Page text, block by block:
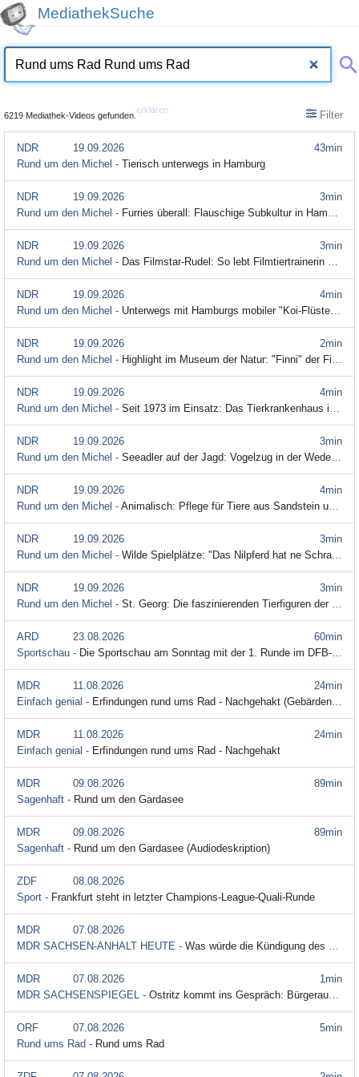
MediathekSuche
6219 Mediathek-Videos gefunden.
erklären Filter
43min
NDR
19.09.2026
Rund um den Michel - Tierisch unterwegs in Hamburg
3min
NDR
19.09.2026
Rund um den Michel - Furries überall: Flauschige Subkultur in Hamburg
3min
NDR
19.09.2026
Rund um den Michel - Das Filmstar-Rudel: So lebt Filmtiertrainerin Fränze Lüttich
4min
NDR
19.09.2026
Rund um den Michel - Unterwegs mit Hamburgs mobiler "Koi-Flüsterin"
2min
NDR
19.09.2026
Rund um den Michel - Highlight im Museum der Natur: "Finni" der Finnwal
4min
NDR
19.09.2026
Rund um den Michel - Seit 1973 im Einsatz: Das Tierkrankenhaus im Hamburger Osten
3min
NDR
19.09.2026
Rund um den Michel - Seeadler auf der Jagd: Vogelzug in der Wedeler Marsch
4min
NDR
19.09.2026
Rund um den Michel - Animalisch: Pflege für Tiere aus Sandstein und Terrakotta
3min
NDR
19.09.2026
Rund um den Michel - Wilde Spielplätze: "Das Nilpferd hat ne Schraube locker!"
3min
NDR
19.09.2026
Rund um den Michel - St. Georg: Die faszinierenden Tierfiguren der Valérie Bayol
60min
ARD
23.08.2026
Sportschau - Die Sportschau am Sonntag mit der 1. Runde im DFB-Pokal
24min
MDR
11.08.2026
Einfach genial - Erfindungen rund ums Rad - Nachgehakt (Gebärdensprache)
24min
MDR
11.08.2026
Einfach genial - Erfindungen rund ums Rad - Nachgehakt
89min
MDR
09.08.2026
Sagenhaft - Rund um den Gardasee
89min
MDR
09.08.2026
Sagenhaft - Rund um den Gardasee (Audiodeskription)
ZDF
08.08.2026
Sport - Frankfurt steht in letzter Champions-League-Quali-Runde
MDR
07.08.2026
MDR SACHSEN-ANHALT HEUTE - Was würde die Kündigung des Rundfunkstaatsvertrags bedeuten?
1min
MDR
07.08.2026
MDR SACHSENSPIEGEL - Ostritz kommt ins Gespräch: Bürgeraustausch am runden Tisch
5min
ORF
07.08.2026
Rund ums Rad - Rund ums Rad